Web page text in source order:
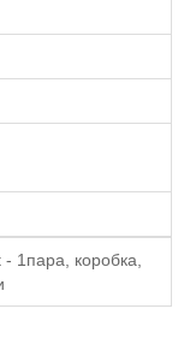
1пара, коробка,